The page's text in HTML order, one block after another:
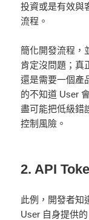
投資或是有效與
流程。
簡化開發流程，
肯定沒問題；真
還是需要一個產
的不知道 User
盡可能把低級錯
控制風險。
2. API
此例，開發者知
User 自身提供